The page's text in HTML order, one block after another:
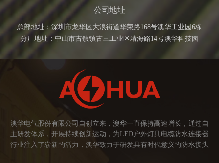
公司地址
总部地址：深圳市龙华区大浪街道华荣路168号澳华工业园6栋
分厂地址：中山市古镇镇古三工业区靖海路14号澳华科技园
澳华电气股份有限公司自创立来，澳华一直保持高速增长，通过自
主研发体系，开展持续创新运动，为LED户外灯具电缆防水连接器
行业注入了崭新的活力，澳华致力于研发具有时代意义的防水接头